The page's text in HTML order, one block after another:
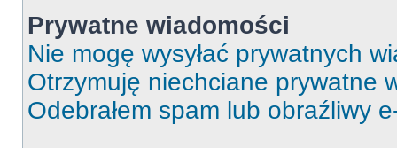
Prywatne wiadomości
Nie mogę wysyłać prywatnych
Otrzymuję niechciane prywatne
Odebrałem spam lub obraźliwy